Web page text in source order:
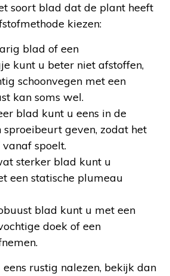
soort blad dat de plant heeft
kiezen:
blad of een
kunt u beter niet afstoffen,
schoonvegen met een
kan soms wel.
blad kunt u eens in de
sproeibeurt geven, zodat het
spoelt.
sterker blad kunt u
een statische plumeau
blad kunt u met een
doek of een
rustig nalezen, bekijk dan